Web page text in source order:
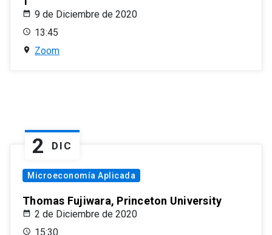
9 de Diciembre de 2020
13:45
Zoom
2 DIC
Microeconomía Aplicada
Thomas Fujiwara, Princeton University
2 de Diciembre de 2020
15:30